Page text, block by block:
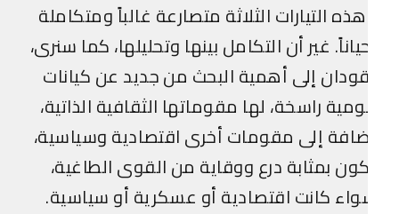
التيارات الثلاثة متصارعة غالباً ومتكاملة
غير أن التكامل بينها وتحليلها، كما سنرى،
إلى أهمية البحث من جديد عن كيانات
راسخة، لها مقوماتها الثقافية الذاتية،
إلى مقومات أخرى اقتصادية وسياسية،
بمثابة درع ووقاية من القوى الطاغية،
كانت اقتصادية أو عسكرية أو سياسية.